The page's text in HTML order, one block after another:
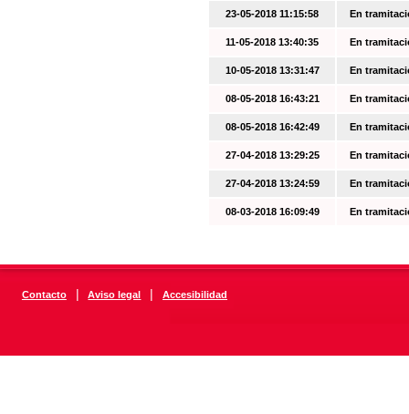
23-05-2018 11:15:58 En
11-05-2018 13:40:35 En
10-05-2018 13:31:47 En
08-05-2018 16:43:21 En
08-05-2018 16:42:49 En
27-04-2018 13:29:25 En
27-04-2018 13:24:59 En
08-03-2018 16:09:49 En
Contacto | Aviso legal | Accesibilidad